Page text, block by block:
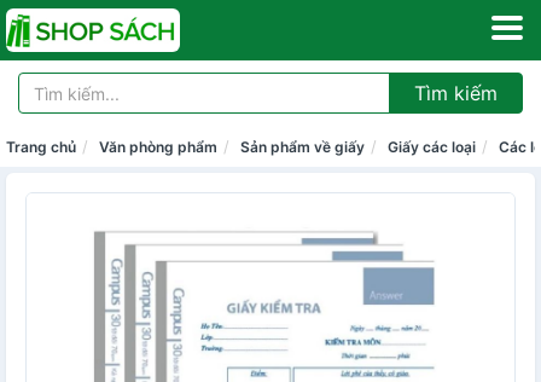
Tìm kiếm
Trang chủ Văn phòng phẩm Sản phẩm về giấy Giấy các loại Các